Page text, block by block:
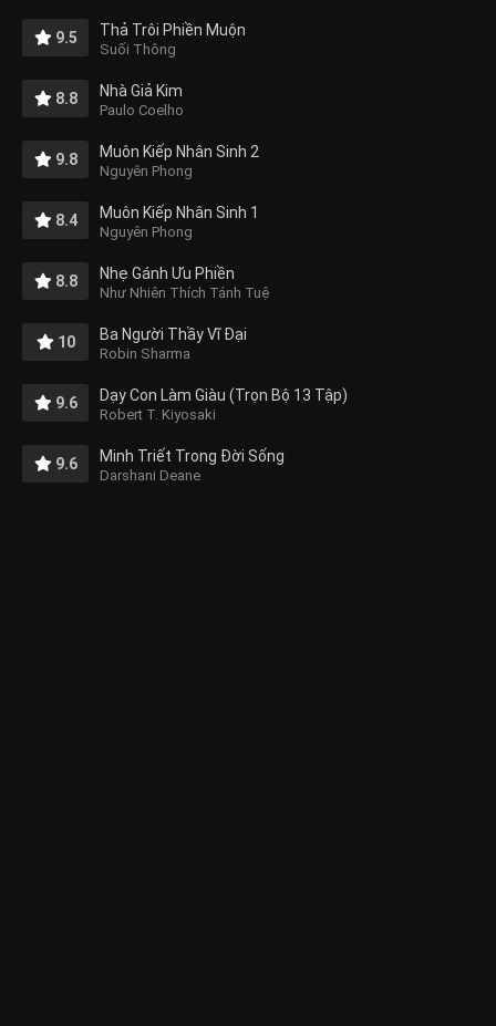
9.5 Thả Trôi Phiền Muộn
Suối Thông
8.8 Nhà Giả Kim
Paulo Coelho
9.8 Muôn Kiếp Nhân Sinh 2
Nguyên Phong
8.4 Muôn Kiếp Nhân Sinh 1
Nguyên Phong
8.8 Nhẹ Gánh Ưu Phiền
Như Nhiên Thích Tánh Tuệ
10 Ba Người Thầy Vĩ Đại
Robin Sharma
9.6 Dạy Con Làm Giàu (Trọn Bộ 13 Tập)
Robert T. Kiyosaki
9.6 Minh Triết Trong Đời Sống
Darshani Deane